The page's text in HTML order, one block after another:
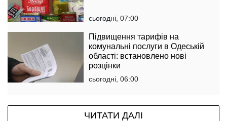
сьогодні, 07:00
Підвищення тарифів на
комунальні послуги в Одеській
області: встановлено нові
розцінки
сьогодні, 06:00
ЧИТАТИ ДАЛІ